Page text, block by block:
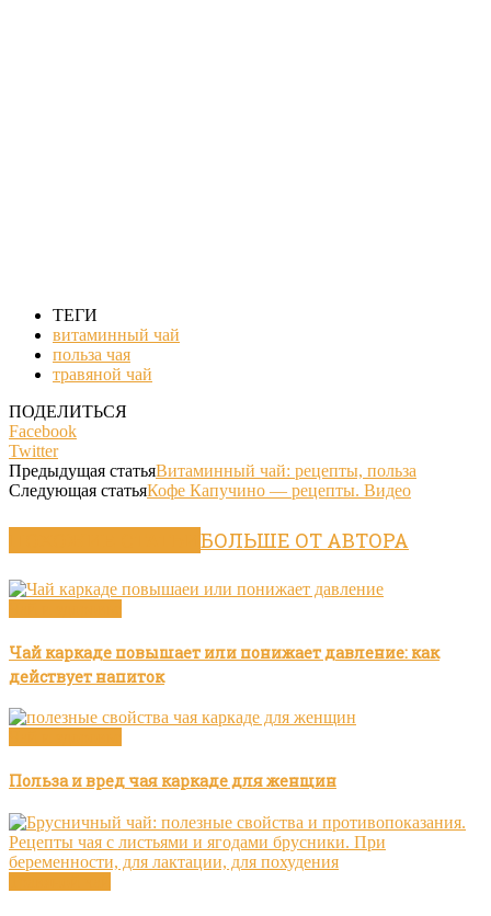
ТЕГИ
витаминный чай
польза чая
травяной чай
ПОДЕЛИТЬСЯ
Facebook
Twitter
Предыдущая статьяВитаминный чай: рецепты, польза
Следующая статьяКофе Капучино — рецепты. Видео
БОЛЬШЕ ОТ АВТОРА
Чай каркаде повышает или понижает давление: как
действует напиток
Польза и вред чая каркаде для женщин